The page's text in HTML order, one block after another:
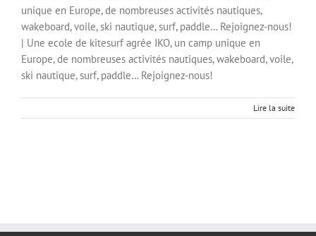
unique en Europe, de nombreuses activités nautiques,
wakeboard, voile, ski nautique, surf, paddle… Rejoignez-nous!
| Une ecole de kitesurf agrée IKO, un camp unique en
Europe, de nombreuses activités nautiques, wakeboard, voile,
ski nautique, surf, paddle… Rejoignez-nous!
Lire la suite